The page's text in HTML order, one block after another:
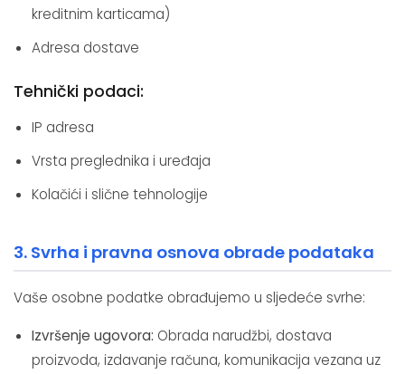
kreditnim karticama)
Adresa dostave
Tehnički podaci:
IP adresa
Vrsta preglednika i uređaja
Kolačići i slične tehnologije
3. Svrha i pravna osnova obrade podataka
Vaše osobne podatke obrađujemo u sljedeće svrhe:
Izvršenje ugovora: Obrada narudžbi, dostava
proizvoda, izdavanje računa, komunikacija vezana uz